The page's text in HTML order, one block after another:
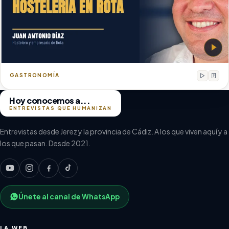
Juan Antonio Díaz
Hostelero y empresario de Rota
GASTRONOMÍA
Hoy conocemos a...
ENTREVISTAS QUE HUMANIZAN
Entrevistas desde Jerez y la provincia de Cádiz. A los que viven aquí y a
los que pasan. Desde 2021.
Únete al canal de WhatsApp
LA WEB